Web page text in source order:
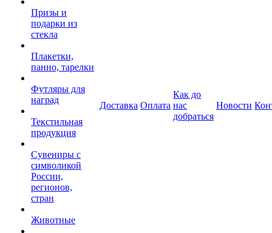
Призы и
подарки из
стекла
Плакетки,
панно, тарелки
Футляры для
наград
Текстильная
продукция
Сувениры с
символикой
России,
регионов,
стран
Животные
Доставка Оплата
Как до
нас
добраться
Новости